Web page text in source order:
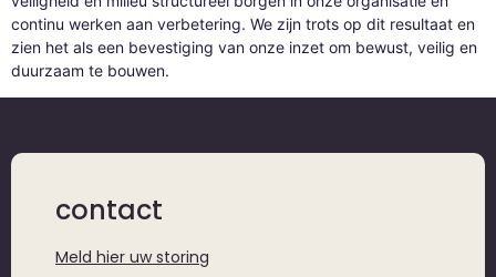
continu werken aan verbetering. We zijn trots op dit resultaat en
zien het als een bevestiging van onze inzet om bewust, veilig en
duurzaam te bouwen.
contact
Meld hier uw storing